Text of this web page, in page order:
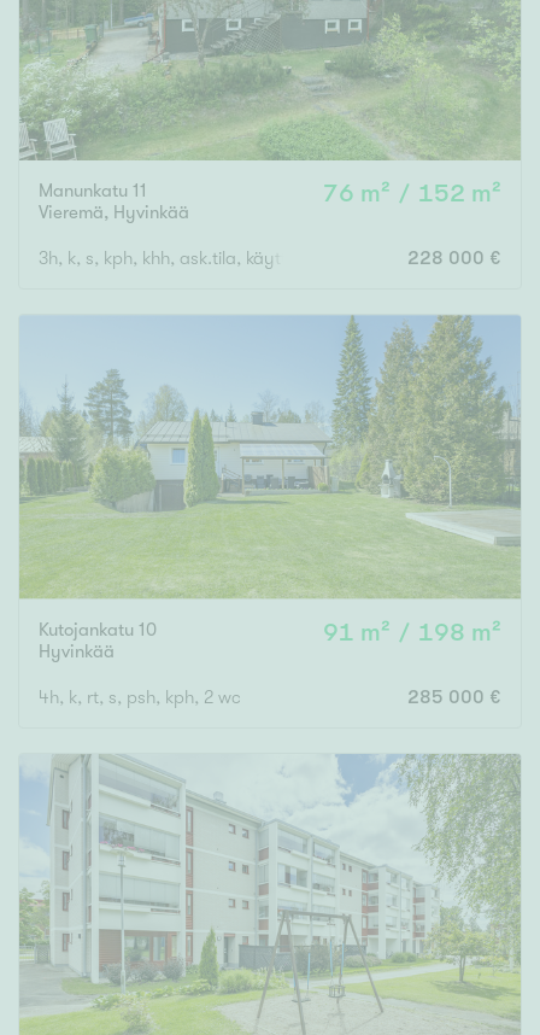
Manunkatu 11
Vieremä, Hyvinkää
76 m² / 152 m²
3h, k, s, kph, khh, ask.tila, käyttöullakko 228 000 €
Kutojankatu 10
Hyvinkää
91 m² / 198 m²
4h, k, rt, s, psh, kph, 2 wc 285 000 €